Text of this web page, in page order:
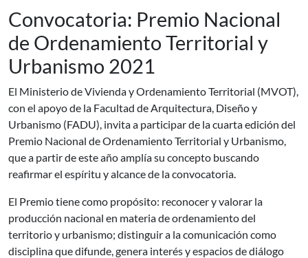
Convocatoria: Premio Nacional
de Ordenamiento Territorial y
Urbanismo 2021
El Ministerio de Vivienda y Ordenamiento Territorial (MVOT),
con el apoyo de la Facultad de Arquitectura, Diseño y
Urbanismo (FADU), invita a participar de la cuarta edición del
Premio Nacional de Ordenamiento Territorial y Urbanismo,
que a partir de este año amplía su concepto buscando
reafirmar el espíritu y alcance de la convocatoria.
El Premio tiene como propósito: reconocer y valorar la
producción nacional en materia de ordenamiento del
territorio y urbanismo; distinguir a la comunicación como
disciplina que difunde, genera interés y espacios de diálogo